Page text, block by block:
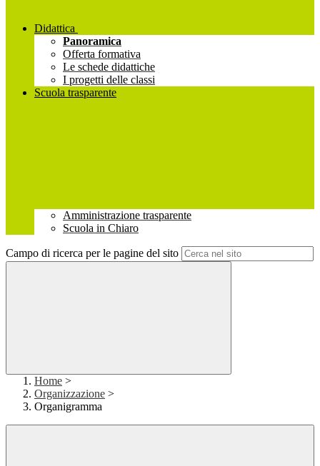
Didattica
Panoramica
Offerta formativa
Le schede didattiche
I progetti delle classi
Scuola trasparente
Amministrazione trasparente
Scuola in Chiaro
Campo di ricerca per le pagine del sito
Home >
Organizzazione >
Organigramma